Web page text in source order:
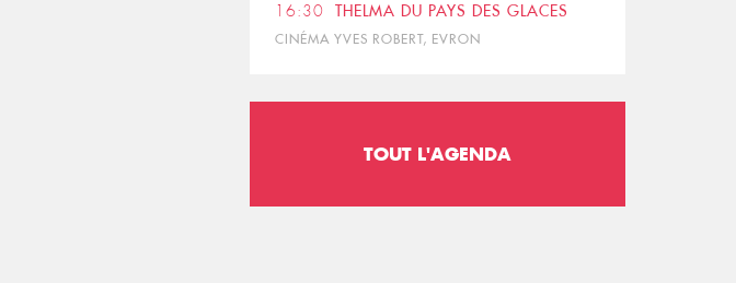
16:30 THELMA DU PAYS DES GLACES
CINÉMA YVES ROBERT, EVRON
TOUT L'AGENDA